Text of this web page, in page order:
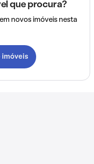
que procura?
novos imóveis nesta
imóveis